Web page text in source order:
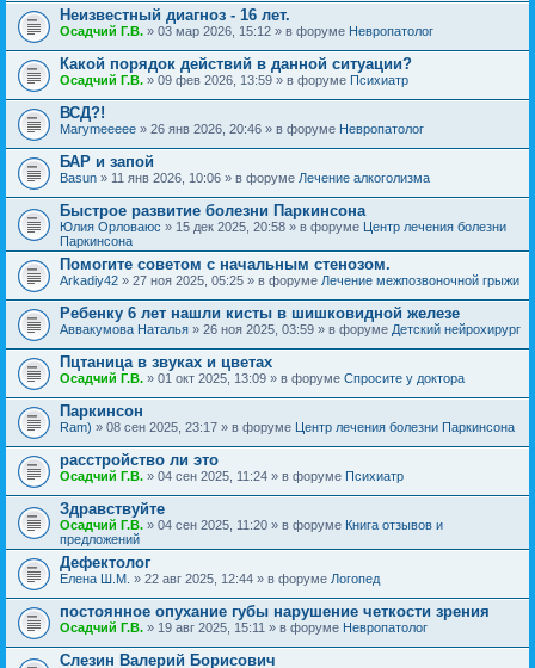
Неизвестный диагноз - 16 лет.
Осадчий Г.В. » 03 мар 2026, 15:12 » в форуме Невропатолог
Какой порядок действий в данной ситуации?
Осадчий Г.В. » 09 фев 2026, 13:59 » в форуме Психиатр
ВСД?!
Marymeeeee » 26 янв 2026, 20:46 » в форуме Невропатолог
БАР и запой
Basun » 11 янв 2026, 10:06 » в форуме Лечение алкоголизма
Быстрое развитие болезни Паркинсона
Юлия Орловаюс » 15 дек 2025, 20:58 » в форуме Центр лечения болезни
Паркинсона
Помогите советом с начальным стенозом.
Arkadiy42 » 27 ноя 2025, 05:25 » в форуме Лечение межпозвоночной грыжи
Ребенку 6 лет нашли кисты в шишковидной железе
Аввакумова Наталья » 26 ноя 2025, 03:59 » в форуме Детский нейрохирург
Пцтаница в звуках и цветах
Осадчий Г.В. » 01 окт 2025, 13:09 » в форуме Спросите у доктора
Паркинсон
Ram) » 08 сен 2025, 23:17 » в форуме Центр лечения болезни Паркинсона
расстройство ли это
Осадчий Г.В. » 04 сен 2025, 11:24 » в форуме Психиатр
Здравствуйте
Осадчий Г.В. » 04 сен 2025, 11:20 » в форуме Книга отзывов и
предложений
Дефектолог
Елена Ш.М. » 22 авг 2025, 12:44 » в форуме Логопед
постоянное опухание губы нарушение четкости зрения
Осадчий Г.В. » 19 авг 2025, 15:11 » в форуме Невропатолог
Слезин Валерий Борисович